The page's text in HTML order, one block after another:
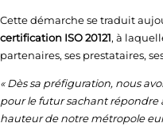
Cette démarche se traduit
certification ISO 20121, à
partenaires, ses prestataires,
« Dès sa préfiguration, nous
pour le futur sachant répondre
hauteur de notre métropole